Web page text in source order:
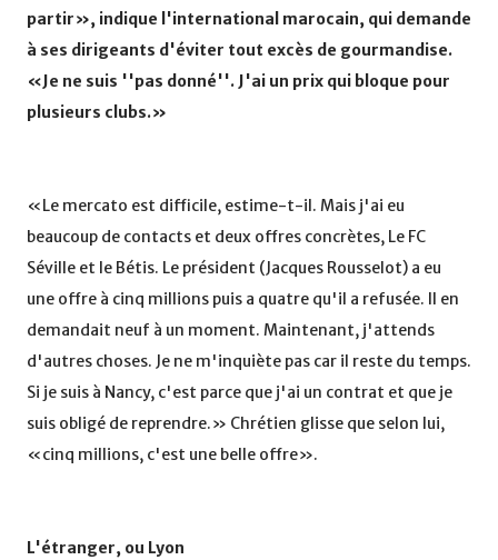
partir», indique l'international marocain, qui demande
à ses dirigeants d'éviter tout excès de gourmandise.
«Je ne suis ''pas donné''. J'ai un prix qui bloque pour
plusieurs clubs.»
«Le mercato est difficile, estime-t-il. Mais j'ai eu
beaucoup de contacts et deux offres concrètes, Le FC
Séville et le Bétis. Le président (Jacques Rousselot) a eu
une offre à cinq millions puis a quatre qu'il a refusée. Il en
demandait neuf à un moment. Maintenant, j'attends
d'autres choses. Je ne m'inquiète pas car il reste du temps.
Si je suis à Nancy, c'est parce que j'ai un contrat et que je
suis obligé de reprendre.» Chrétien glisse que selon lui,
«cinq millions, c'est une belle offre».
L'étranger, ou Lyon